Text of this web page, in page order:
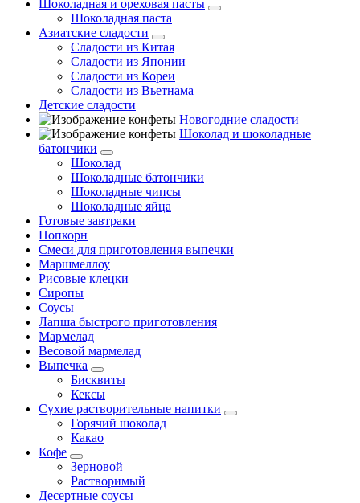
Шоколадная и ореховая пасты
Шоколадная паста
Азиатские сладости
Сладости из Китая
Сладости из Японии
Сладости из Кореи
Сладости из Вьетнама
Детские сладости
Новогодние сладости
Шоколад и шоколадные
батончики
Шоколад
Шоколадные батончики
Шоколадные чипсы
Шоколадные яйца
Готовые завтраки
Попкорн
Смеси для приготовления выпечки
Маршмеллоу
Рисовые клецки
Сиропы
Соусы
Лапша быстрого приготовления
Мармелад
Весовой мармелад
Выпечка
Бисквиты
Кексы
Сухие растворительные напитки
Горячий шоколад
Какао
Кофе
Зерновой
Растворимый
Десертные соусы